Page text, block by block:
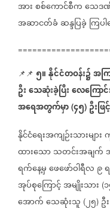
အားစစ်ကောင်စီကသေဒ
အဆာငတ်ခံဆန္ဒပြခဲ့ ကြပ
📌📌 ၅။နိုင်ငံတဝန်း၌အက
ဦးသေဆုံးခဲ့ပြီးလေကြော
အရေအတွက်မှာ (၄၅) ဦးဖြင့်
နိုင်ငံရေးအကျဉ်းသားများ
ထားသောသတင်းအချက်
ရက်နေ့မှဖေဖော်ဝါရီလ ၉
အုပ်စုကြောင့်အမျိုးသား (
အောက်သေဆုံးသူ (၂၅) ဦး